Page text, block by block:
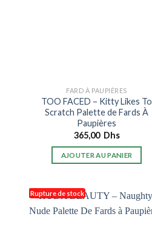
FARD À PAUPIÈRES
TOO FACED – Kitty Likes To
Scratch Palette de Fards À
Paupières
365,00 Dhs
AJOUTER AU PANIER
Rupture de stock